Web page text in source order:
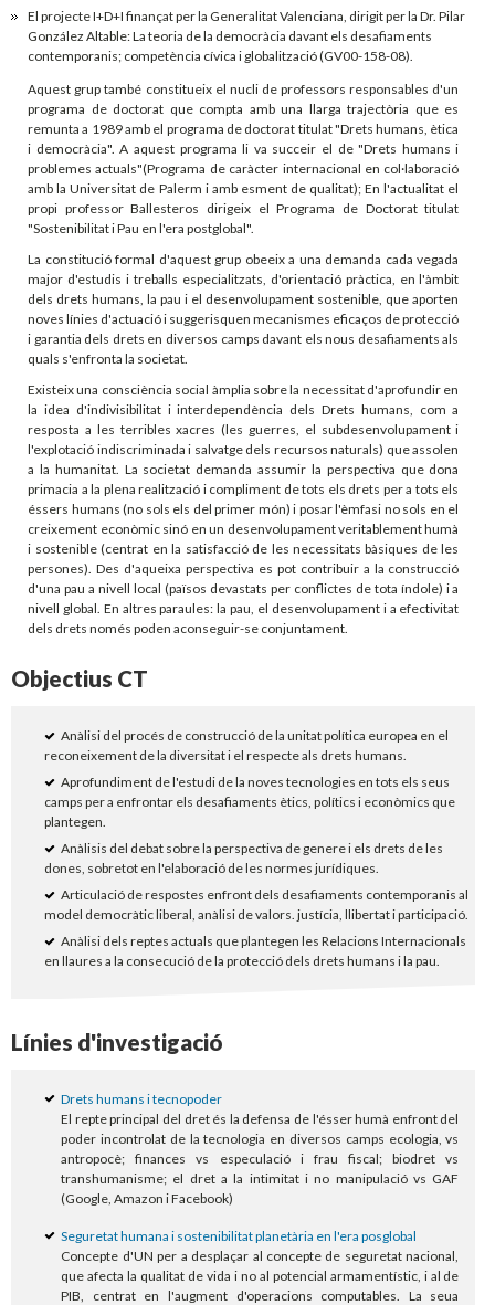
El projecte I+D+I finançat per la Generalitat Valenciana, dirigit per la Dr. Pilar
González Altable: La teoria de la democràcia davant els desafiaments
contemporanis; competència cívica i globalització (GV00-158-08).
Aquest grup també constitueix el nucli de professors responsables d'un
programa de doctorat que compta amb una llarga trajectòria que es
remunta a 1989 amb el programa de doctorat titulat "Drets humans, ètica
i democràcia". A aquest programa li va succeir el de "Drets humans i
problemes actuals"(Programa de caràcter internacional en col·laboració
amb la Universitat de Palerm i amb esment de qualitat); En l'actualitat el
propi professor Ballesteros dirigeix el Programa de Doctorat titulat
"Sostenibilitat i Pau en l'era postglobal".
La constitució formal d'aquest grup obeeix a una demanda cada vegada
major d'estudis i treballs especialitzats, d'orientació pràctica, en l'àmbit
dels drets humans, la pau i el desenvolupament sostenible, que aporten
noves línies d'actuació i suggerisquen mecanismes eficaços de protecció
i garantia dels drets en diversos camps davant els nous desafiaments als
quals s'enfronta la societat.
Existeix una consciència social àmplia sobre la necessitat d'aprofundir en
la idea d'indivisibilitat i interdependència dels Drets humans, com a
resposta a les terribles xacres (les guerres, el subdesenvolupament i
l'explotació indiscriminada i salvatge dels recursos naturals) que assolen
a la humanitat. La societat demanda assumir la perspectiva que dona
primacia a la plena realització i compliment de tots els drets per a tots els
éssers humans (no sols els del primer món) i posar l'èmfasi no sols en el
creixement econòmic sinó en un desenvolupament veritablement humà
i sostenible (centrat en la satisfacció de les necessitats bàsiques de les
persones). Des d'aqueixa perspectiva es pot contribuir a la construcció
d'una pau a nivell local (països devastats per conflictes de tota índole) i a
nivell global. En altres paraules: la pau, el desenvolupament i a efectivitat
dels drets només poden aconseguir-se conjuntament.
Objectius CT
Anàlisi del procés de construcció de la unitat política europea en el
reconeixement de la diversitat i el respecte als drets humans.
Aprofundiment de l'estudi de la noves tecnologies en tots els seus
camps per a enfrontar els desafiaments ètics, polítics i econòmics que
plantegen.
Anàlisis del debat sobre la perspectiva de genere i els drets de les
dones, sobretot en l'elaboració de les normes jurídiques.
Articulació de respostes enfront dels desafiaments contemporanis al
model democràtic liberal, anàlisi de valors. justícia, llibertat i participació.
Anàlisi dels reptes actuals que plantegen les Relacions Internacionals
en llaures a la consecució de la protecció dels drets humans i la pau.
Línies d'investigació
Drets humans i tecnopoder
El repte principal del dret és la defensa de l'ésser humà enfront del
poder incontrolat de la tecnologia en diversos camps ecologia, vs
antropocè; finances vs especulació i frau fiscal; biodret vs
transhumanisme; el dret a la intimitat i no manipulació vs GAF
(Google, Amazon i Facebook)
Seguretat humana i sostenibilitat planetària en l'era posglobal
Concepte d'UN per a desplaçar al concepte de seguretat nacional,
que afecta la qualitat de vida i no al potencial armamentístic, i al de
PIB, centrat en l'augment d'operacions computables. La seua